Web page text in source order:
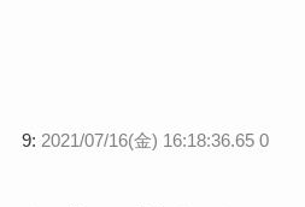
9: 2021/07/16(金) 16:18:36.65 0